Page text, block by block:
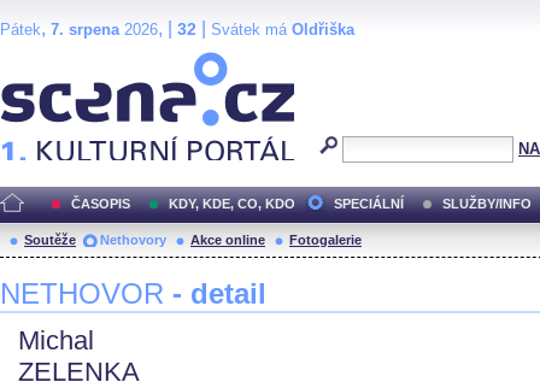
Pátek, 7. srpena2026, | 32 Svátek má Oldřiška
ČASOPIS KDY, KDE, CO, KDO SPECIÁLNÍ SLUŽBY/INFO
Soutěže Nethovory Akce online Fotogalerie
NETHOVOR - detail
Michal
ZELENKA